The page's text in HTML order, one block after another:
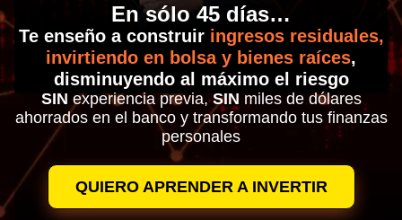
En sólo 45 días…
Te enseño a construir ingresos residuales,
invirtiendo en bolsa y bienes raíces,
disminuyendo al máximo el riesgo
SIN experiencia previa,SIN miles de dólares
ahorrados en el banco y transformando tus finanzas
personales​
QUIERO APRENDER A INVERTIR